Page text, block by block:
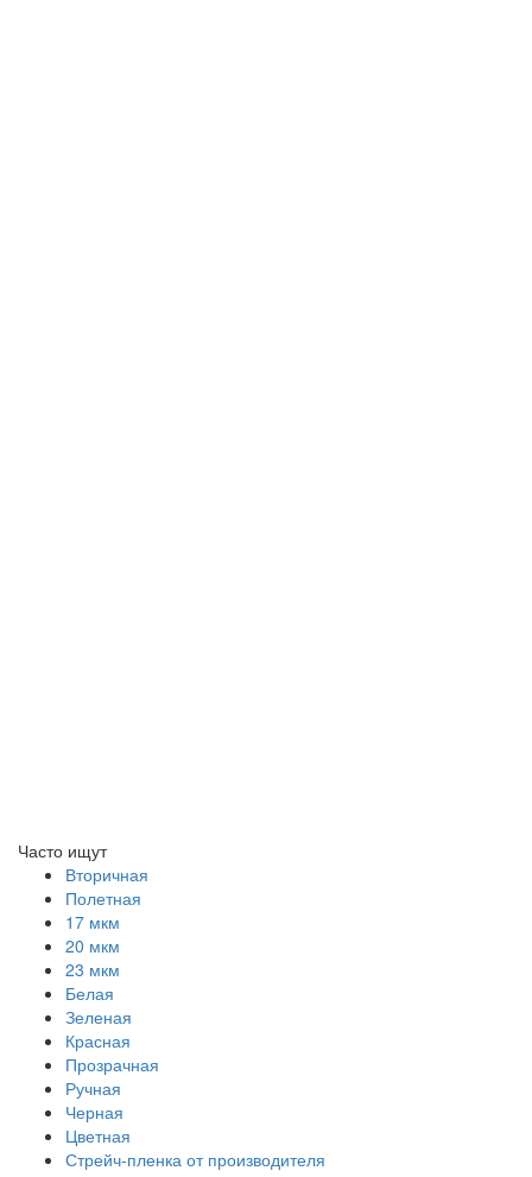
Часто ищут
Вторичная
Полетная
17 мкм
20 мкм
23 мкм
Белая
Зеленая
Красная
Прозрачная
Ручная
Черная
Цветная
Стрейч-пленка от производителя